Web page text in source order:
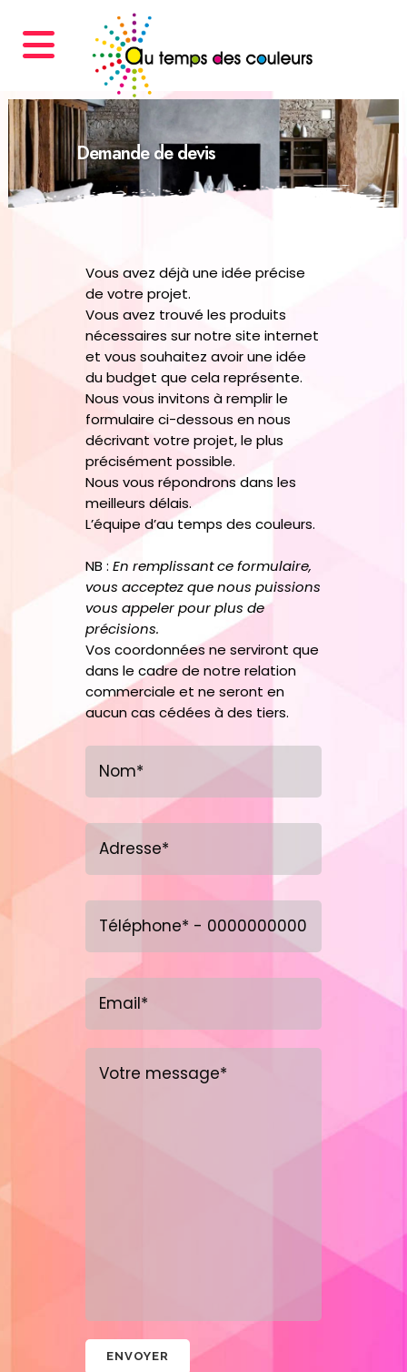
Demande de devis
Vous avez déjà une idée précise
de votre projet.
Vous avez trouvé les produits
nécessaires sur notre site internet
et vous souhaitez avoir une idée
du budget que cela représente.
Nous vous invitons à remplir le
formulaire ci-dessous en nous
décrivant votre projet, le plus
précisément possible.
Nous vous répondrons dans les
meilleurs délais.
L’équipe d’au temps des couleurs.
NB : En remplissant ce formulaire,
vous acceptez que nous puissions
vous appeler pour plus de
précisions.
Vos coordonnées ne serviront que
dans le cadre de notre relation
commerciale et ne seront en
aucun cas cédées à des tiers.